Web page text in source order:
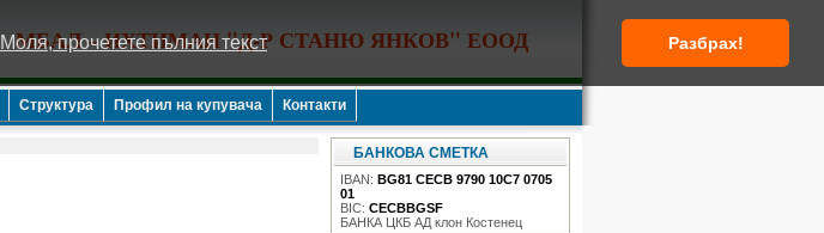
Моля, прочетете пълния текст Разбрах!
МБАЛ – ИХТИМАН "Д-Р СТАНЮ ЯНКОВ" ЕООД
Структура Профил на купувача Контакти
БАНКОВА СМЕТКА
IBAN: BG81 CECB 9790 10C7 0705
01
BIC: CECBBGSF
БАНКА ЦКБ АД клон Костенец